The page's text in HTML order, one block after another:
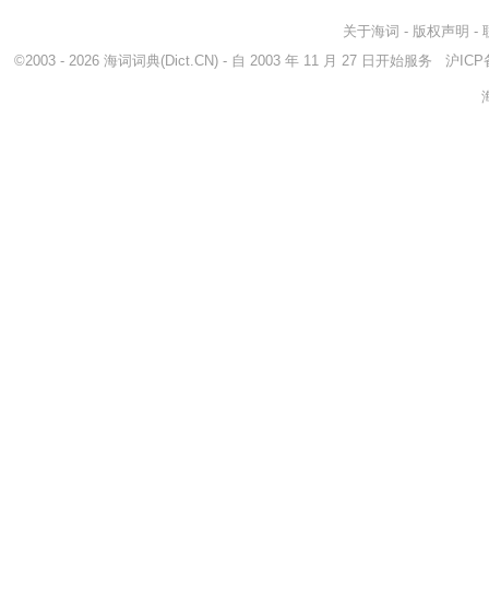
关于海词 - 版权声明 -
©2003 - 2026 海词词典(Dict.CN) - 自 2003 年 11 月 27 日开始服务 沪ICP